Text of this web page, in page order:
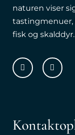
naturen viser
tastingmenuer,
fisk og skalddyr.